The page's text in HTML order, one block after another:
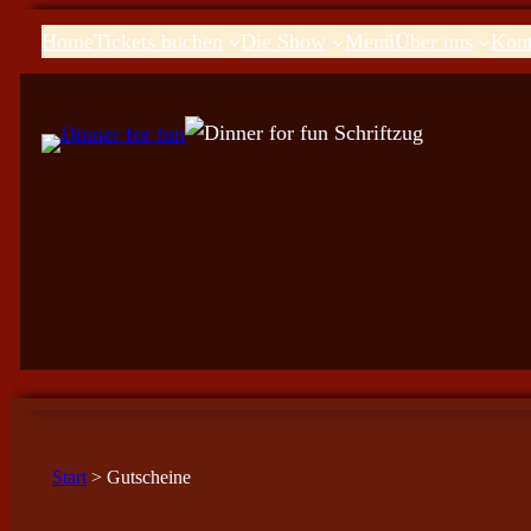
HomeTickets buchen Die Show MenüÜber uns
Start > Gutscheine